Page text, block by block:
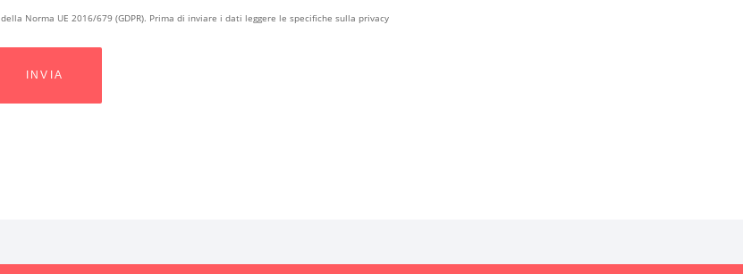
della Norma UE 2016/679 (GDPR). Prima di inviare i dati leggere le specifiche sulla privacy